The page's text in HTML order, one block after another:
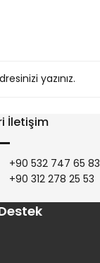
İletişim
+90 532 747 65 83
+90 312 278 25 53